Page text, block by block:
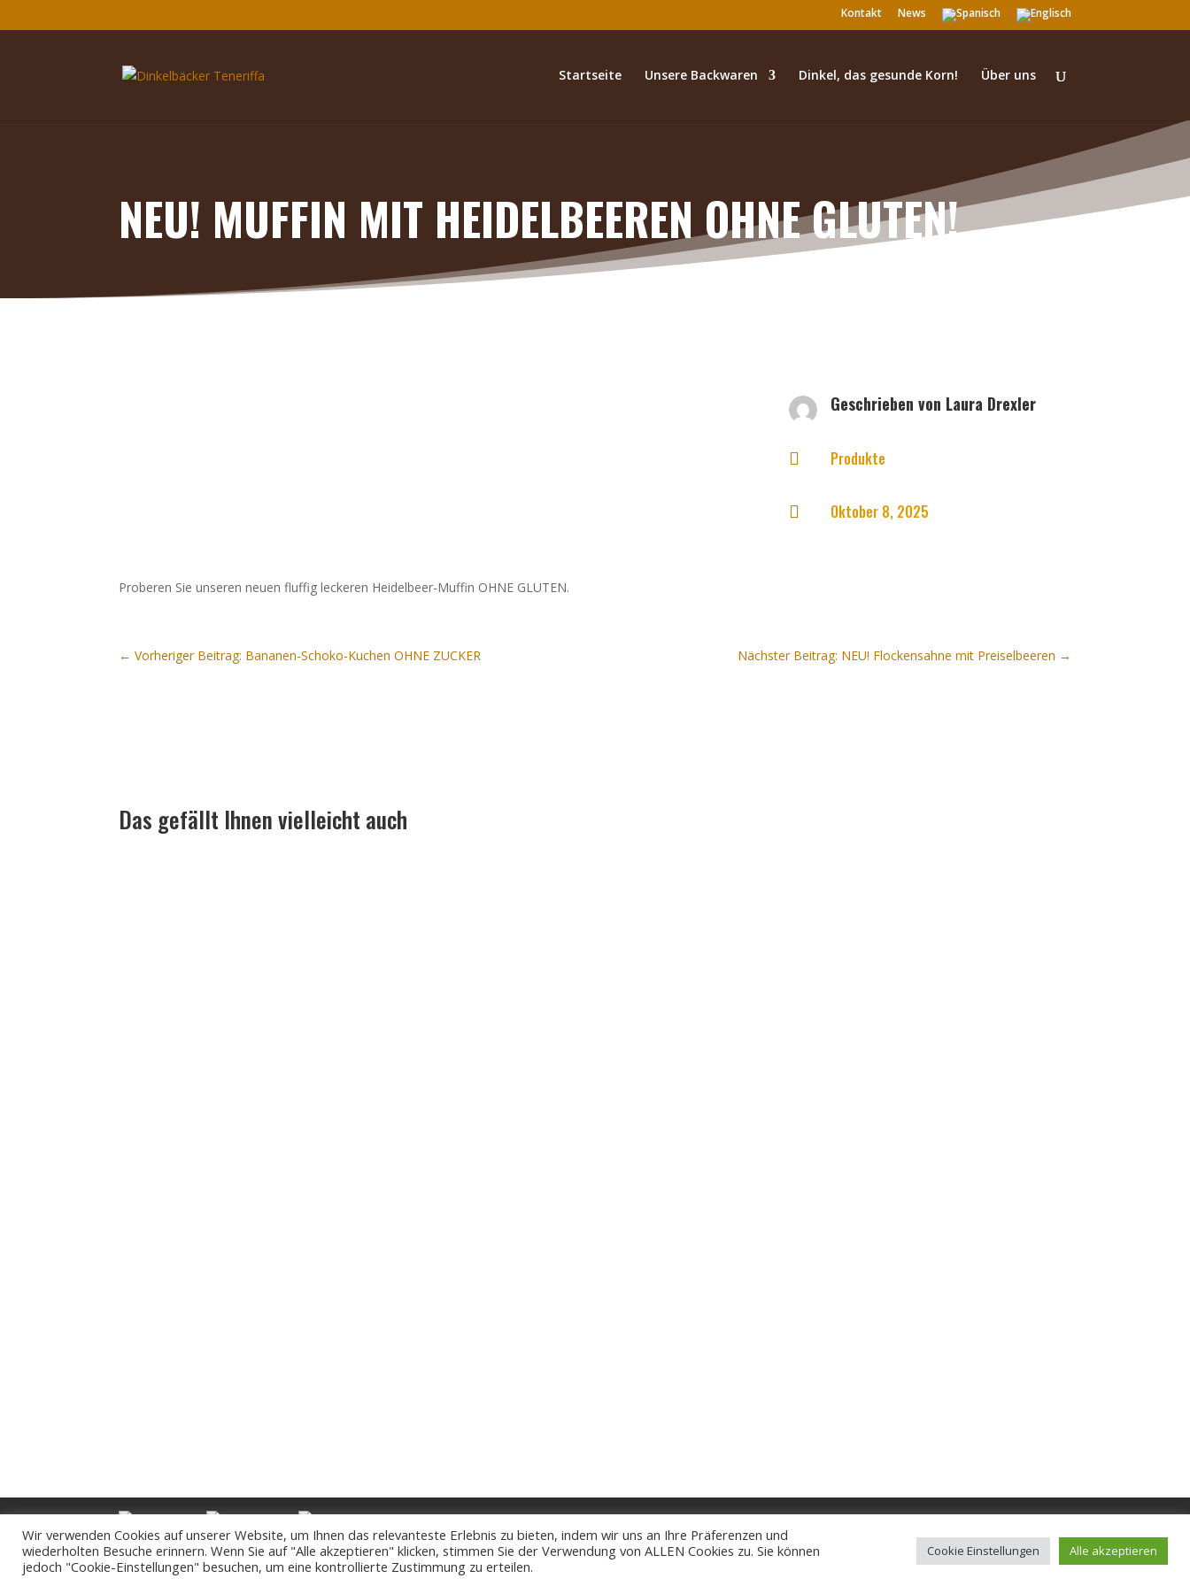
Kontakt News
Startseite Unsere Backwaren Dinkel, das gesunde Korn! Über uns
NEU! MUFFIN MIT HEIDELBEEREN OHNE GLUTEN!
Geschrieben von Laura Drexler
 Produkte
 Oktober 8, 2025
Proberen Sie unseren neuen fluffig leckeren Heidelbeer-Muffin OHNE GLUTEN.
←Vorheriger Beitrag: Bananen-Schoko-Kuchen OHNE ZUCKER Nächster Beitrag: NEU! Flockensahne mit Preiselbeeren →
Das gefällt Ihnen vielleicht auch
Wir verwenden Cookies auf unserer Website, um Ihnen das relevanteste Erlebnis zu bieten, indem wir uns an Ihre Präferenzen und
wiederholten Besuche erinnern. Wenn Sie auf "Alle akzeptieren" klicken, stimmen Sie der Verwendung von ALLEN Cookies zu. Sie können
jedoch "Cookie-Einstellungen" besuchen, um eine kontrollierte Zustimmung zu erteilen.
Cookie Einstellungen Alle akzeptieren